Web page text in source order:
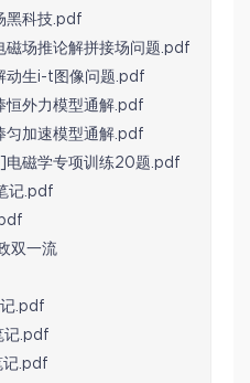
黑科技.pdf
场推论解拼接场问题.pdf
动生i-t图像问题.pdf
恒外力模型通解.pdf
匀加速模型通解.pdf
]电磁学专项训练20题.pdf
记.pdf
双一流
记.pdf
记.pdf
记.pdf